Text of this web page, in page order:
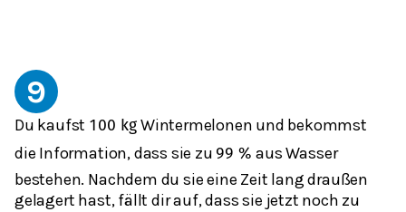
9
Du kaufst 100 kg Wintermelonen und bekommst
die Information, dass sie zu 99 % aus Wasser
bestehen. Nachdem du sie eine Zeit lang draußen
gelagert hast, fällt dir auf, dass sie jetzt noch zu